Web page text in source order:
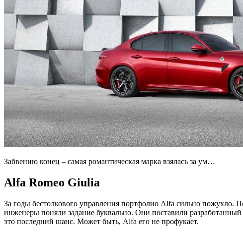
Забвению конец – самая романтическая марка взялась за ум…
Alfa Romeo Giulia
За годы бестолкового управления портфолио Alfa сильно
инженеры поняли задание буквально. Они поставили
это последний шанс. Может быть, Alfa его не профукает.